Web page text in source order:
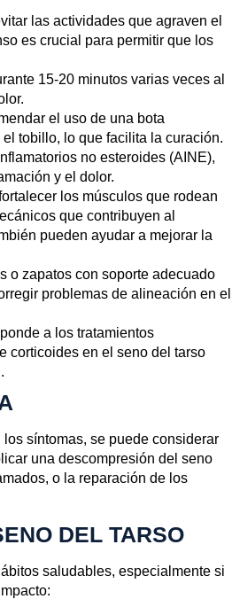
las actividades que agraven el
es crucial para permitir que los
15-20 minutos varias veces al
el uso de una bota
tobillo, lo que facilita la curación.
no esteroides (AINE),
y el dolor.
los músculos que rodean
que contribuyen al
pueden ayudar a mejorar la
o zapatos con soporte adecuado
problemas de alineación en el
a los tratamientos
corticoides en el seno del tarso
síntomas, se puede considerar
una descompresión del seno
o la reparación de los
DEL TARSO
saludables, especialmente si